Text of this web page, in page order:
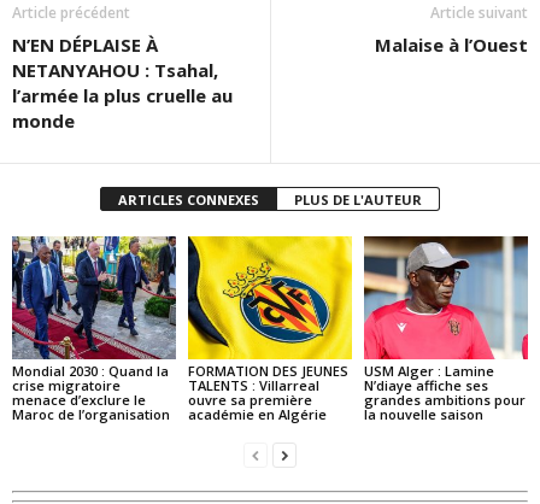
Article précédent
N’EN DÉPLAISE À
NETANYAHOU : Tsahal,
l’armée la plus cruelle au
monde
Article suivant
Malaise à l’Ouest
ARTICLES CONNEXES PLUS DE L'AUTEUR
Mondial 2030 : Quand la
crise migratoire
menace d’exclure le
Maroc de l’organisation
FORMATION DES JEUNES
TALENTS : Villarreal
ouvre sa première
académie en Algérie
USM Alger : Lamine
N’diaye affiche ses
grandes ambitions pour
la nouvelle saison